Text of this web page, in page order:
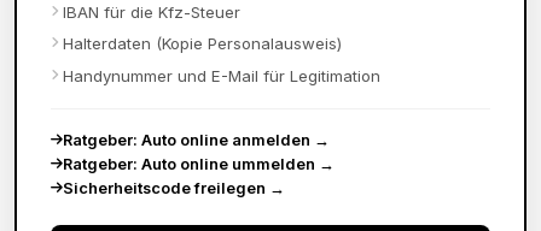
IBAN für die Kfz-Steuer
Halterdaten (Kopie Personalausweis)
Handynummer und E-Mail für Legitimation
Ratgeber: Auto online anmelden →
Ratgeber: Auto online ummelden →
Sicherheitscode freilegen →